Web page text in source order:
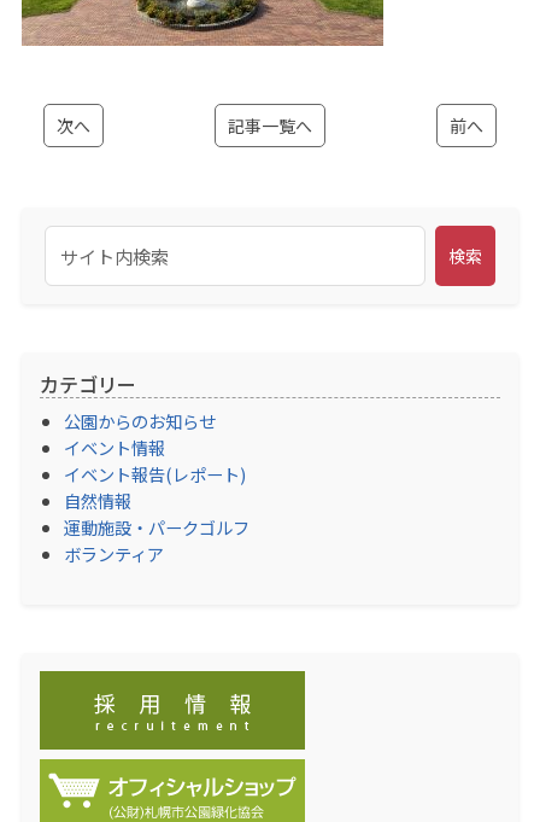
次へ 記事一覧へ 前へ
検索
カテゴリー
公園からのお知らせ
イベント情報
イベント報告(レポート)
自然情報
運動施設・パークゴルフ
ボランティア